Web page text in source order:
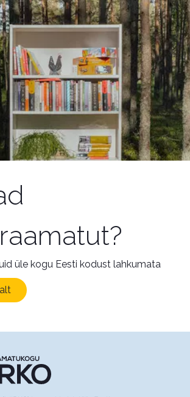
üle kogu Eesti kodust lahkumata